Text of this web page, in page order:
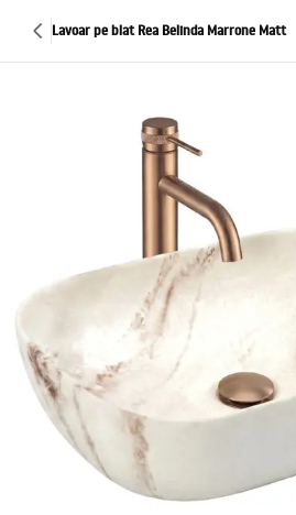
Lavoar pe blat Rea Belinda Marrone Matt